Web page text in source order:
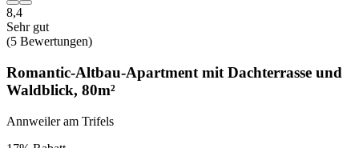
8,4
Sehr gut
(5 Bewertungen)
Romantic-Altbau-Apartment mit Dachterrasse und
Waldblick, 80m²
Annweiler am Trifels